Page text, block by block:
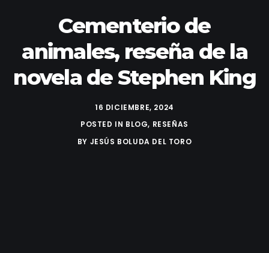
Cementerio de
animales, reseña de la
novela de Stephen King
16 DICIEMBRE, 2024
POSTED IN BLOG, RESEÑAS
BY JESÚS BOLUDA DEL TORO